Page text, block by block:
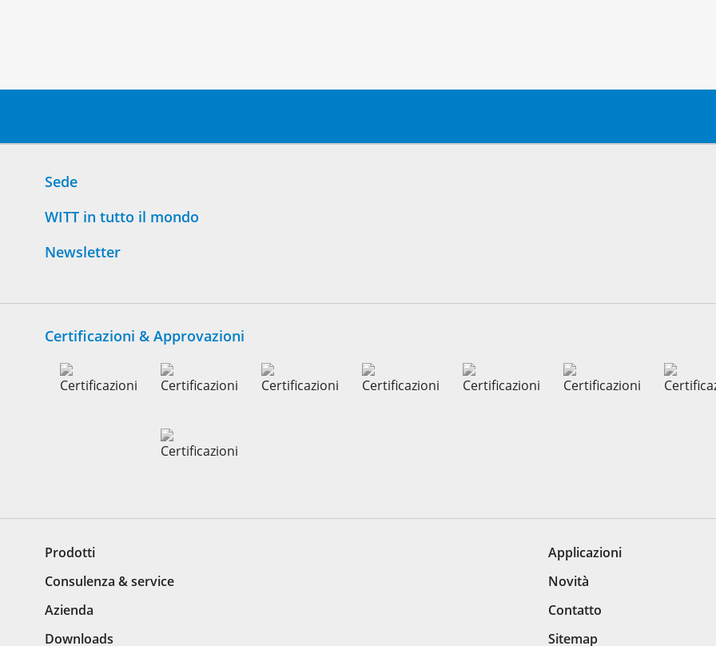
Sede
WITT in tutto il mondo
Newsletter
Certificazioni & Approvazioni
Prodotti
Applicazioni
Consulenza & service
Azienda
Downloads
Novità
Contatto
Sitemap